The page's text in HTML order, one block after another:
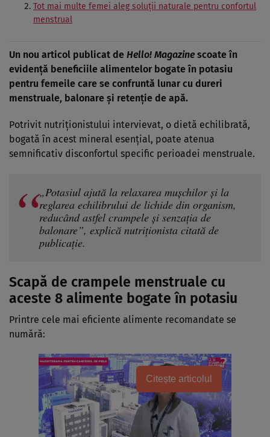
Tot mai multe femei aleg soluții naturale pentru confortul
menstrual
Un nou articol publicat de Hello! Magazinescoate în
evidență beneficiile alimentelor bogate în potasiu
pentru femeile care se confruntă lunar cu dureri
menstruale, balonare și retenție de apă.
Potrivit nutriționistului intervievat, o dietă echilibrată,
bogată în acest mineral esențial, poate atenua
semnificativ disconfortul specific perioadei menstruale.
„Potasiul ajută la relaxarea mușchilor și la
reglarea echilibrului de lichide din organism,
reducând astfel crampele și senzația de
balonare”, explică nutriționista citată de
publicație.
Scapă de crampele menstruale cu
aceste 8 alimente bogate în potasiu
Printre cele mai eficiente alimente recomandate se
numără:
Citește articolul